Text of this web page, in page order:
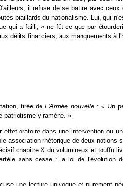
il refuse de se battre avec
braillards du nationalisme. Lui, qui
qui a failli, « ne fût-ce que par
délits financiers, aux manquements à
tirée deL'Armée nouvelle: « Un
patriotisme y ramène. »
oratoire dans une intervention ou
association rhétorique de deux notions
chapitre X du volumineux et touffu
sans cesse : la loi de l'évolution
une lecture univoque et purement